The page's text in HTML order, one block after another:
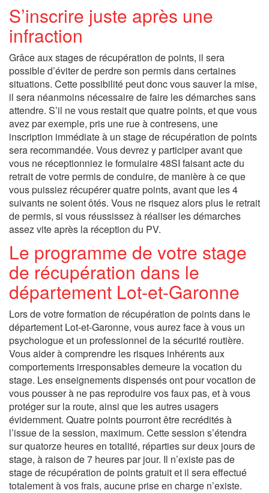
S’inscrire juste après une
infraction
Grâce aux stages de récupération de points, il sera
possible d’éviter de perdre son permis dans certaines
situations. Cette possibilité peut donc vous sauver la mise,
il sera néanmoins nécessaire de faire les démarches sans
attendre. S’il ne vous restait que quatre points, et que vous
avez par exemple, pris une rue à contresens, une
inscription immédiate à un stage de récupération de points
sera recommandée. Vous devrez y participer avant que
vous ne réceptionniez le formulaire 48SI faisant acte du
retrait de votre permis de conduire, de manière à ce que
vous puissiez récupérer quatre points, avant que les 4
suivants ne soient ôtés. Vous ne risquez alors plus le retrait
de permis, si vous réussissez à réaliser les démarches
assez vite après la réception du PV.
Le programme de votre stage
de récupération dans le
département Lot-et-Garonne
Lors de votre formation de récupération de points dans le
département Lot-et-Garonne, vous aurez face à vous un
psychologue et un professionnel de la sécurité routière.
Vous aider à comprendre les risques inhérents aux
comportements irresponsables demeure la vocation du
stage. Les enseignements dispensés ont pour vocation de
vous pousser à ne pas reproduire vos faux pas, et à vous
protéger sur la route, ainsi que les autres usagers
évidemment. Quatre points pourront être recrédités à
l’issue de la session, maximum. Cette session s’étendra
sur quatorze heures en totalité, réparties sur deux jours de
stage, à raison de 7 heures par jour. Il n’existe pas de
stage de récupération de points gratuit et il sera effectué
totalement à vos frais, aucune prise en charge n’existe.